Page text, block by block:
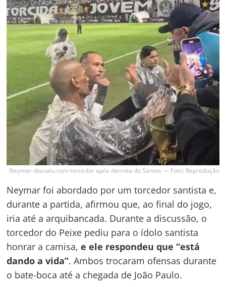
Neymar discutiu com torcedor após derrota do Santos — Foto: Reprodução
Neymar foi abordado por um torcedor santista e,
durante a partida, afirmou que, ao final do jogo,
iria até a arquibancada. Durante a discussão, o
torcedor do Peixe pediu para o ídolo santista
honrar a camisa,e ele respondeu que “está
dando a vida”. Ambos trocaram ofensas durante
o bate-boca até a chegada de João Paulo.